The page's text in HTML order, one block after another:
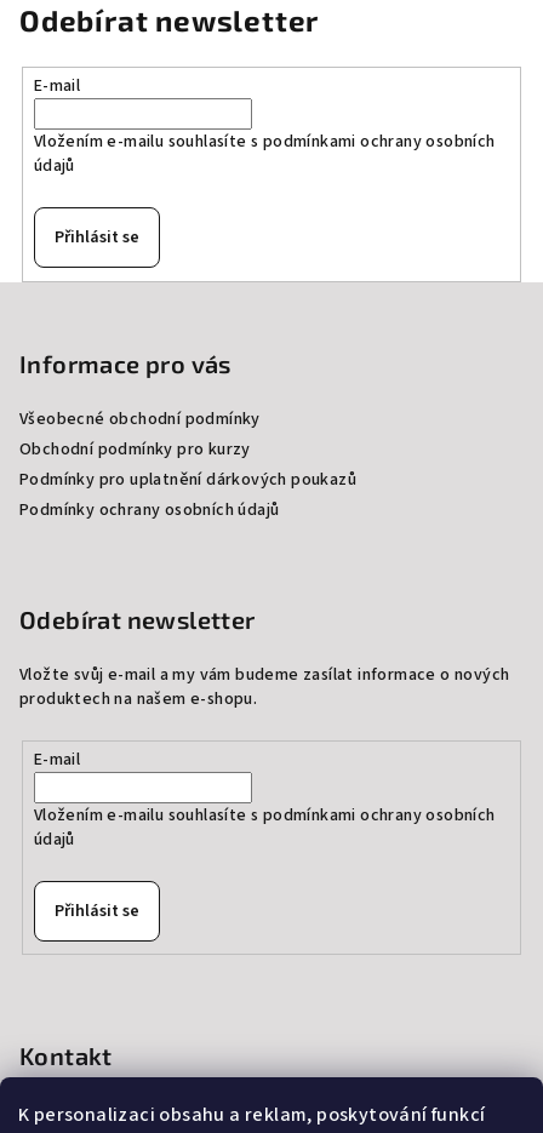
K personalizaci obsahu a reklam, poskytování funkcí
Odebírat newsletter
E-mail
Vložením e-mailu souhlasíte s podmínkami ochrany osobních
údajů
Přihlásit se
Informace pro vás
Všeobecné obchodní podmínky
Obchodní podmínky pro kurzy
Podmínky pro uplatnění dárkových poukazů
Podmínky ochrany osobních údajů
Odebírat newsletter
Vložte svůj e-mail a my vám budeme zasílat informace o nových
produktech na našem e-shopu.
E-mail
Vložením e-mailu souhlasíte s podmínkami ochrany osobních
údajů
Přihlásit se
Kontakt
info@thedressprague.com